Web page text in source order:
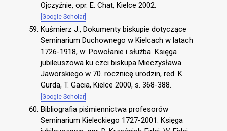
Ojczyźnie, opr. E. Chat, Kielce 2002.
[Google Scholar]
Kuśmierz J., Dokumenty biskupie dotyczące
Seminarium Duchownego w Kielcach w latach
1726-1918, w: Powołanie i służba. Księga
jubileuszowa ku czci biskupa Mieczysława
Jaworskiego w 70. rocznicę urodzin, red. K.
Gurda, T. Gacia, Kielce 2000, s. 368-388.
[Google Scholar]
Bibliografia piśmiennictwa profesorów
Seminarium Kieleckiego 1727-2001. Księga